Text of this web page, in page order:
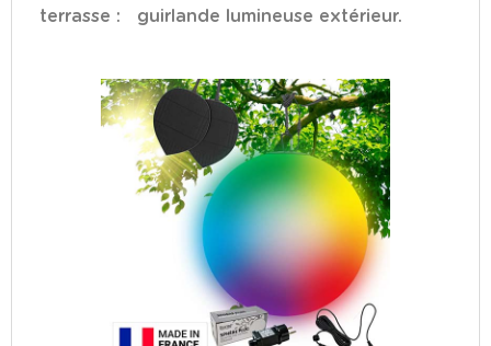
terrasse : guirlande lumineuse extérieur.